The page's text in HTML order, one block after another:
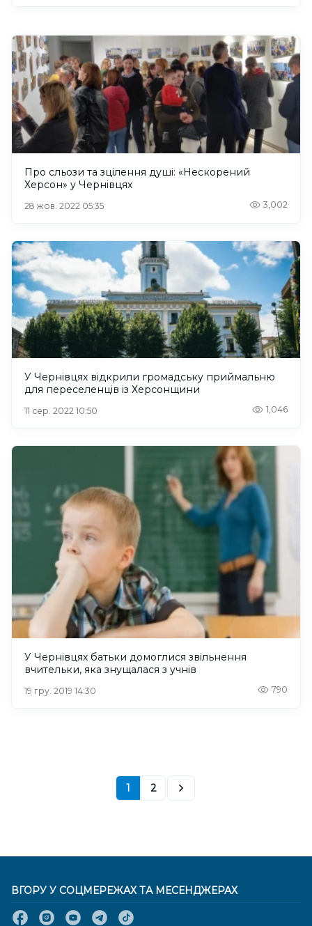
Про сльози та зцілення душі: «Нескорений
Херсон» у Чернівцях
28 жов. 2022 05:35 3,002
У Чернівцях відкрили громадську приймальню
для переселенців із Херсонщини
11 сер. 2022 10:50 1,046
У Чернівцях батьки домоглися звільнення
вчительки, яка знущалася з учнів
19 гру. 2019 14:30 790
1 2
ВГОРУ У СОЦМЕРЕЖАХ ТА МЕСЕНДЖЕРАХ